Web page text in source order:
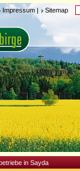
Impressum | Sitemap
in Sayda